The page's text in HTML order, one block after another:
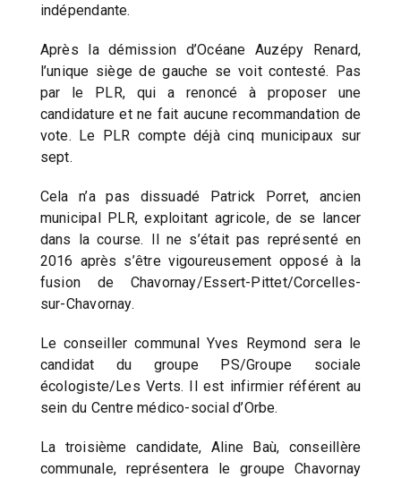
indépendante.
Après la démission d’Océane Auzépy Renard,
l’unique siège de gauche se voit contesté. Pas
par le PLR, qui a renoncé à proposer une
candidature et ne fait aucune recommandation de
vote. Le PLR compte déjà cinq municipaux sur
sept.
Cela n’a pas dissuadé Patrick Porret, ancien
municipal PLR, exploitant agricole, de se lancer
dans la course. Il ne s’était pas représenté en
2016 après s’être vigoureusement opposé à la
fusion de Chavornay/Essert-Pittet/Corcelles-
sur-Chavornay.
Le conseiller communal Yves Reymond sera le
candidat du groupe PS/Groupe sociale
écologiste/Les Verts. Il est infirmier référent au
sein du Centre médico-social d’Orbe.
La troisième candidate, Aline Baù, conseillère
communale, représentera le groupe Chavornay